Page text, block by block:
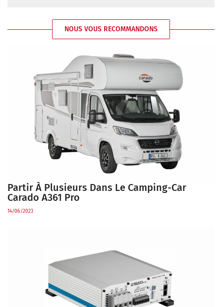
NOUS VOUS RECOMMANDONS
Partir À Plusieurs Dans Le Camping-Car
Carado A361 Pro
14/06/2023